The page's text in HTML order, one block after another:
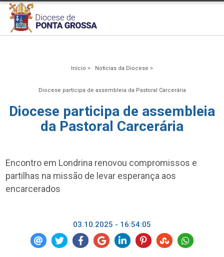
Início > Notícias da Diocese >
Diocese participa de assembleia da Pastoral Carcerária
Diocese participa de assembleia
da Pastoral Carcerária
Encontro em Londrina renovou compromissos e
partilhas na missão de levar esperança aos
encarcerados
03.10.2025 - 16:54:05